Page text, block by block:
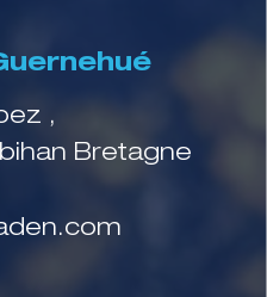
,
Bretagne